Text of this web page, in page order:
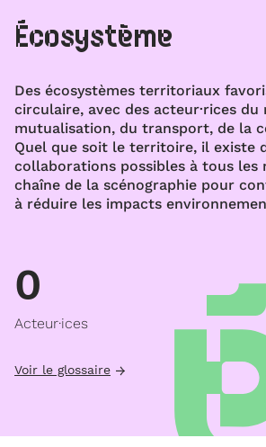
Écosystème
Des écosystèmes territoriaux
circulaire, avec des acteur·rices du
mutualisation, du transport, de la
Quel que soit le territoire, il existe
collaborations possibles à tous les
chaîne de la scénographie pour
à réduire les impacts
0
Acteur·ices
Voir le glossaire